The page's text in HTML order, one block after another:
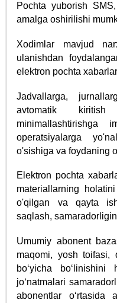
Pochta yuborish
amalga oshirilishi
Xodimlar mavjud
ulanishdan
elektron pochta
Jadvallarga,
avtomatik
operatsiyalarga
o'sishiga va foydaning
Elektron pochta
materiallarning
o'qilgan va qayta
saqlash,
Umumiy abonent
maqomi, yosh toifasi,
bo‘yicha
jo‘natmalari
abonentlar o‘rtasida